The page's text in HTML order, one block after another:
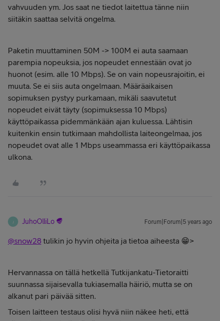
vahvuuden ym. Jos saat ne tiedot laitettua tänne niin
siitäkin saattaa selvitä ongelma.
Paketin muuttaminen 50M -> 100M ei auta saamaan
parempia nopeuksia, jos nopeudet ennestään ovat jo
huonot (esim. alle 10 Mbps). Se on vain nopeusrajoitin, ei
muuta. Se ei siis auta ongelmaan. Määräaikaisen
sopimuksen pystyy purkamaan, mikäli saavutetut
nopeudet eivät täyty (sopimuksessa 10 Mbps)
käyttöpaikassa pidemmänkään ajan kuluessa. Lähtisin
kuitenkin ensin tutkimaan mahdollista laiteongelmaa, jos
nopeudet ovat alle 1 Mbps useammassa eri käyttöpaikassa
ulkona.
J JuhoOlliLo Forum|Forum|5 years ago
@snow28 tulikin jo hyvin ohjeita ja tietoa aiheesta 😁>
Hervannassa on tällä hetkellä Tutkijankatu-Tietoraitti
suunnassa sijaisevalla tukiasemalla häiriö, mutta se on
alkanut pari päivää sitten.
Toisen laitteen testaus olisi hyvä niin näkee heti, että